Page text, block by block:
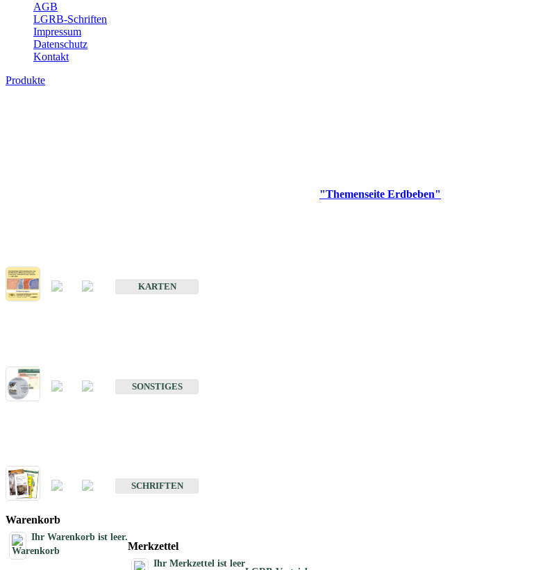
AGB
LGRB-Schriften
Impressum
Datenschutz
Kontakt
Produkte
"Themenseite Erdbeben"
KARTEN
SONSTIGES
SCHRIFTEN
Warenkorb
Ihr Warenkorb ist leer.
Merkzettel
Ihr Merkzettel ist leer